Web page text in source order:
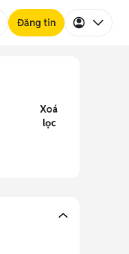
Đăng tin
Xoá
lọc